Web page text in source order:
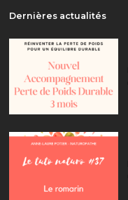
Dernières actualités